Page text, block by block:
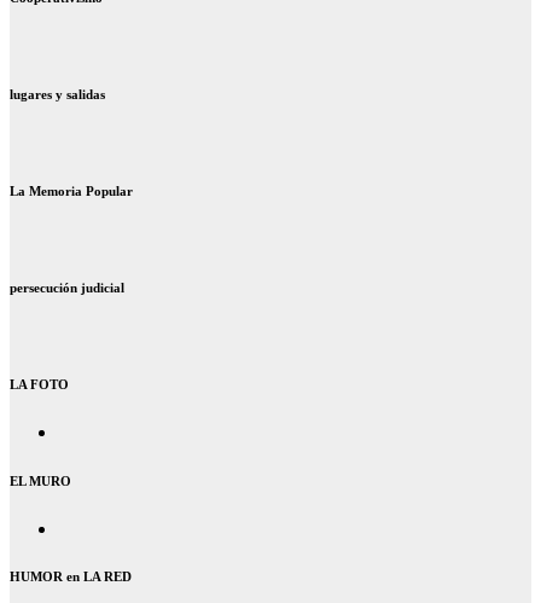
lugares y salidas
La Memoria Popular
persecución judicial
LA FOTO
EL MURO
HUMOR en LA RED